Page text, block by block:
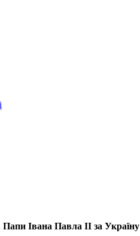
Папи Івана Павла ІІ за Україну